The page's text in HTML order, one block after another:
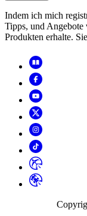
Indem ich mich
Tipps, und
Produkten erhalte.